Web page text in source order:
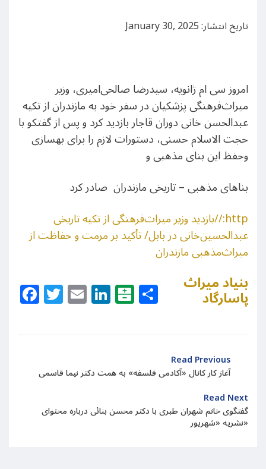
تاریخ انتشار: January 30, 2025
امروز سی ام ژانویه، سیدرضا صالحی‌امیری، وزیر
میراث‌فرهنگی پزشکیان در سفر خود به مازندران از تکیه
عبدالحسن خانی دوران قاجار بازدید کرد و پس از گفتکو با
حجت الاسلام حسنی، دستورات لازم را برای بهسازی
وحفظ این بنای مذهبی و
بناهای مذهبی – تاریخی مازندران صادر کرد
http://بازدید وزیر میراث‌فرهنگی از تکیه تاریخی
عبدالحسین‌خانی در بابل/ تأکید بر مرمت و حفاظت از
میراث‌مذهبی مازندران
Facebook
Twitter
EmailLinkedIn
Balatarin
Share
بنیاد میراث
پاسارگاد
Read Previous
آغاز کار کانال «آکادمی فلسفه» به همت دکتر نیما قاسمی
Read Next
گفتگوی خانم شهران طبری با دکتر محسن بنائی درباره محتوای
نشریه «شهریور»